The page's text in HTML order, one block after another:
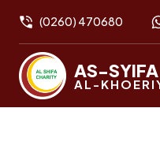
(0260) 470680
AS-SYIFA
AL-